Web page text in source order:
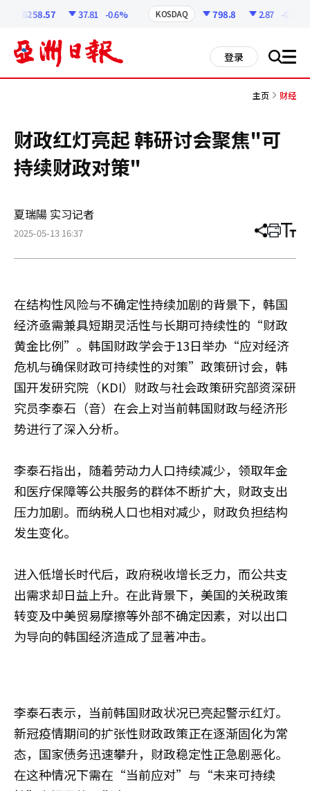
6258.57 37.81 -0.6% KOSDAQ 798.8 2.87 -0.36%
登录 搜 all
主页 财经
财政红灯亮起 韩研讨会聚焦"可
持续财政对策"
夏瑞陽 实习记者
2025-05-13 16:37 分
章
打 调
小
在结构性风险与不确定性持续加剧的背景下，韩国
经济亟需兼具短期灵活性与长期可持续性的“财政
黄金比例”。韩国财政学会于13日举办“应对经济
危机与确保财政可持续性的对策”政策研讨会，韩
国开发研究院（KDI）财政与社会政策研究部资深研
究员李泰石（音）在会上对当前韩国财政与经济形
势进行了深入分析。
李泰石指出，随着劳动力人口持续减少，领取年金
和医疗保障等公共服务的群体不断扩大，财政支出
压力加剧。而纳税人口也相对减少，财政负担结构
发生变化。
进入低增长时代后，政府税收增长乏力，而公共支
出需求却日益上升。在此背景下，美国的关税政策
转变及中美贸易摩擦等外部不确定因素，对以出口
为导向的韩国经济造成了显著冲击。
李泰石表示，当前韩国财政状况已亮起警示红灯。
新冠疫情期间的扩张性财政政策正在逐渐固化为常
态，国家债务迅速攀升，财政稳定性正急剧恶化。
在这种情况下需在“当前应对”与“未来可持续